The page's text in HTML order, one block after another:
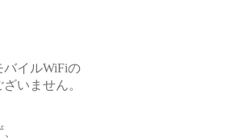
バイルWiFiの
いません。